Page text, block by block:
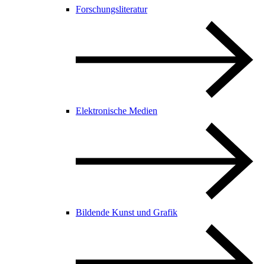
Forschungsliteratur
Elektronische Medien
Bildende Kunst und Grafik